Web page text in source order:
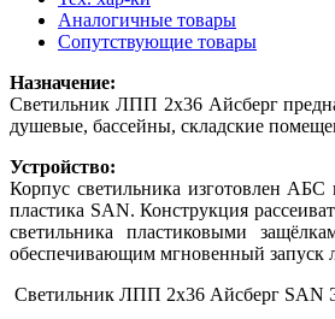
Аналогичные товары
Сопутствующие товары
Назначение:
Светильник ЛПП 2х36 Айсберг
душевые, бассейны, складские
Устройство:
Корпус светильника изготовлен АБС
пластика SAN. Конструкция
светильника пластиковыми
обеспечивающим мгновенный запуск
Светильник ЛПП 2х36 Айсберг